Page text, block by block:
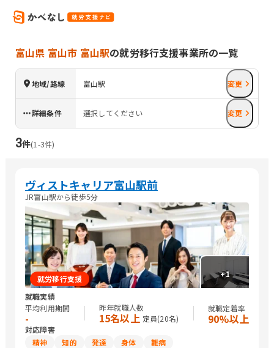
富山県 富山市 富山駅の就労移行支援事業所の一覧
地域/路線 富山駅 変更
詳細条件 選択してください 変更
3件(1 -3件)
ヴィストキャリア富山駅前
JR富山駅から徒歩5分
+1
就労移行支援
就職実績
平均利用期間
-
昨年就職人数
15名以上 定員(20名)
就職定着率
90%以上
対応障害
精神
知的 発達 身体
難病